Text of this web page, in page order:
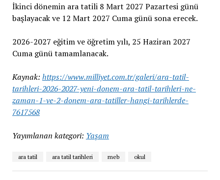
İkinci dönemin ara tatili 8 Mart 2027 Pazartesi günü
başlayacak ve 12 Mart 2027 Cuma günü sona erecek.
2026-2027 eğitim ve öğretim yılı, 25 Haziran 2027
Cuma günü tamamlanacak.
Kaynak: https://www.milliyet.com.tr/galeri/ara-tatil-
tarihleri-2026-2027-yeni-donem-ara-tatil-tarihleri-ne-
zaman-1-ve-2-donem-ara-tatiller-hangi-tarihlerde-
7617568
Yayımlanan kategori: Yaşam
ara tatil ara tatil tarihleri meb okul